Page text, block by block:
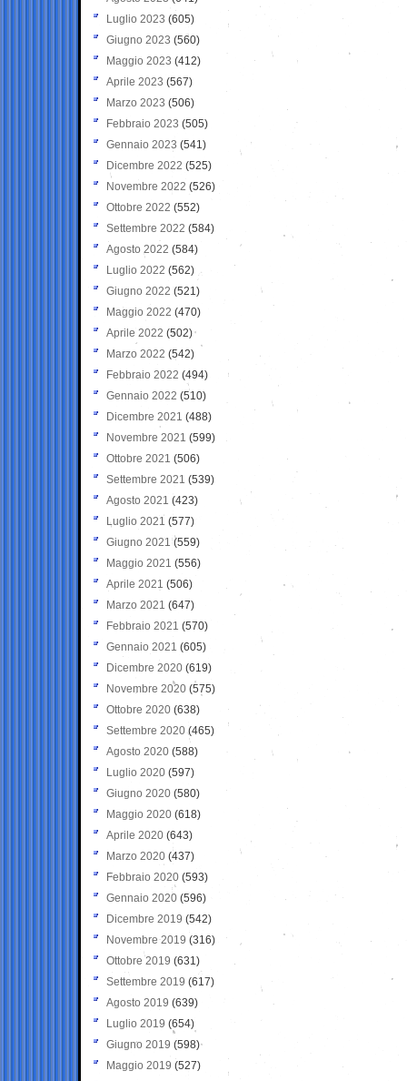
Luglio 2023 (605)
Giugno 2023 (560)
Maggio 2023 (412)
Aprile 2023 (567)
Marzo 2023 (506)
Febbraio 2023 (505)
Gennaio 2023 (541)
Dicembre 2022 (525)
Novembre 2022 (526)
Ottobre 2022 (552)
Settembre 2022 (584)
Agosto 2022 (584)
Luglio 2022 (562)
Giugno 2022 (521)
Maggio 2022 (470)
Aprile 2022 (502)
Marzo 2022 (542)
Febbraio 2022 (494)
Gennaio 2022 (510)
Dicembre 2021 (488)
Novembre 2021 (599)
Ottobre 2021 (506)
Settembre 2021 (539)
Agosto 2021 (423)
Luglio 2021 (577)
Giugno 2021(559)
Maggio 2021 (556)
Aprile 2021 (506)
Marzo 2021 (647)
Febbraio 2021 (570)
Gennaio 2021 (605)
Dicembre 2020 (619)
Novembre 2020 (575)
Ottobre 2020 (638)
Settembre 2020(465)
Agosto 2020 (588)
Luglio 2020 (597)
Giugno 2020 (580)
Maggio 2020 (618)
Aprile 2020 (643)
Marzo 2020 (437)
Febbraio 2020 (593)
Gennaio 2020 (596)
Dicembre 2019 (542)
Novembre 2019 (316)
Ottobre 2019 (631)
Settembre 2019 (617)
Agosto 2019 (639)
Luglio 2019 (654)
Giugno 2019 (598)
Maggio 2019 (527)